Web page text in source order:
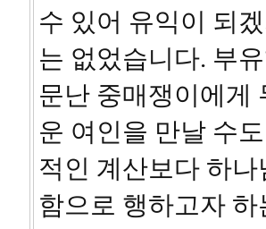
수 있어 유익이 되
는 없었습니다. 부
문난 중매쟁이에게
운 여인을 만날 수
적인 계산보다 하
함으로 행하고자